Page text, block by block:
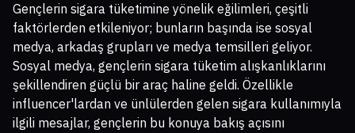
Gençlerin sigara tüketimine yönelik eğilimleri, çeşitli
faktörlerden etkileniyor; bunların başında ise sosyal
medya, arkadaş grupları ve medya temsilleri geliyor.
Sosyal medya, gençlerin sigara tüketim alışkanlıklarını
şekillendiren güçlü bir araç haline geldi. Özellikle
influencer'lardan ve ünlülerden gelen sigara kullanımıyla
ilgili mesajlar, gençlerin bu konuya bakış açısını